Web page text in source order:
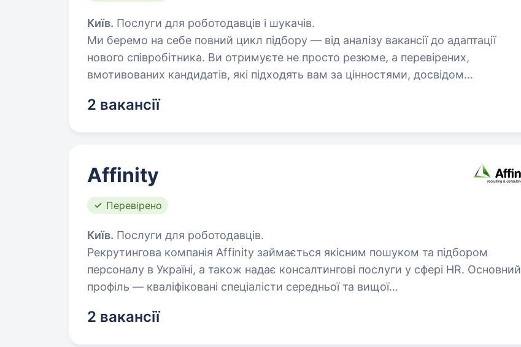
Київ. Послуги для роботодавців і шукачів.
Ми беремо на себе повний цикл підбору — від аналізу вакансії до адаптації
нового співробітника. Ви отримуєте не просто резюме, а перевірених,
вмотивованих кандидатів, які підходять вам за цінностями, досвідом…
2 вакансії
Affinity
Перевірено
Київ. Послуги для роботодавців.
Рекрутингова компанія Affinity займається якісним пошуком та підбором
персоналу в Україні, а також надає консалтингові послуги у сфері HR. Основний
профіль — кваліфіковані спеціалісти середньої та вищої…
2 вакансії